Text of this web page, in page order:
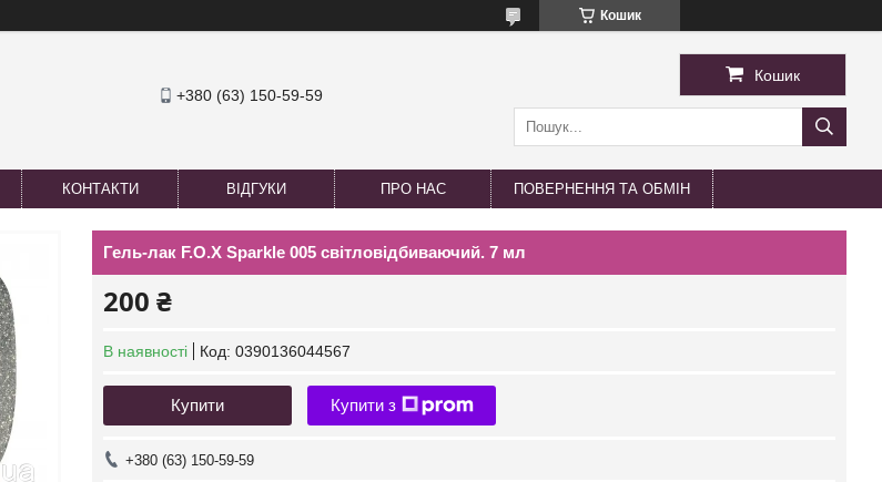
Кошик
+380 (63) 150-59-59
Кошик
КОНТАКТИ ВІДГУКИ ПРО НАС ПОВЕРНЕННЯ ТА ОБМІН
Гель-лак F.O.X Sparkle 005 світловідбиваючий. 7 мл
200 ₴
В наявності Код: 0390136044567
Купити Купити з
+380 (63) 150-59-59